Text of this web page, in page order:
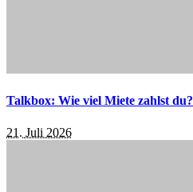
Talkbox: Wie viel Miete zahlst du?
21. Juli 2026